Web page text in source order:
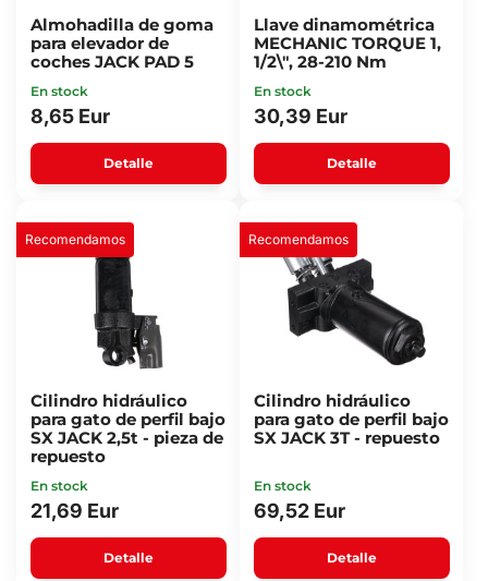
Almohadilla de goma
para elevador de
coches JACK PAD 5
En stock
8,65 Eur
Detalle
Llave dinamométrica
MECHANIC TORQUE 1,
1/2\", 28-210 Nm
En stock
30,39 Eur
Detalle
Recomendamos
Cilindro hidráulico
para gato de perfil bajo
SX JACK 2,5t - pieza de
repuesto
En stock
21,69 Eur
Detalle
Recomendamos
Cilindro hidráulico
para gato de perfil bajo
SX JACK 3T - repuesto
En stock
69,52 Eur
Detalle